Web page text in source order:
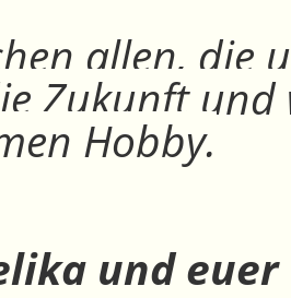
allen, die
Zukunft
Hobby.
und